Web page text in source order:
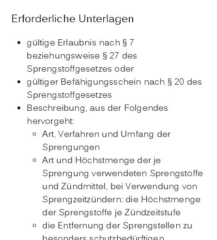
Erforderliche Unterlagen
gültige Erlaubnis nach § 7
beziehungsweise § 27 des
Sprengstoffgesetzes oder
gültiger Befähigungsschein nach § 20 des
Sprengstoffgesetzes
Beschreibung, aus der Folgendes
hervorgeht:
Art, Verfahren und Umfang der
Sprengungen
Art und Höchstmenge der je
Sprengung verwendeten Sprengstoffe
und Zündmittel, bei Verwendung von
Sprengzeitzündern: die Höchstmenge
der Sprengstoffe je Zündzeitstufe
die Entfernung der Sprengstellen zu